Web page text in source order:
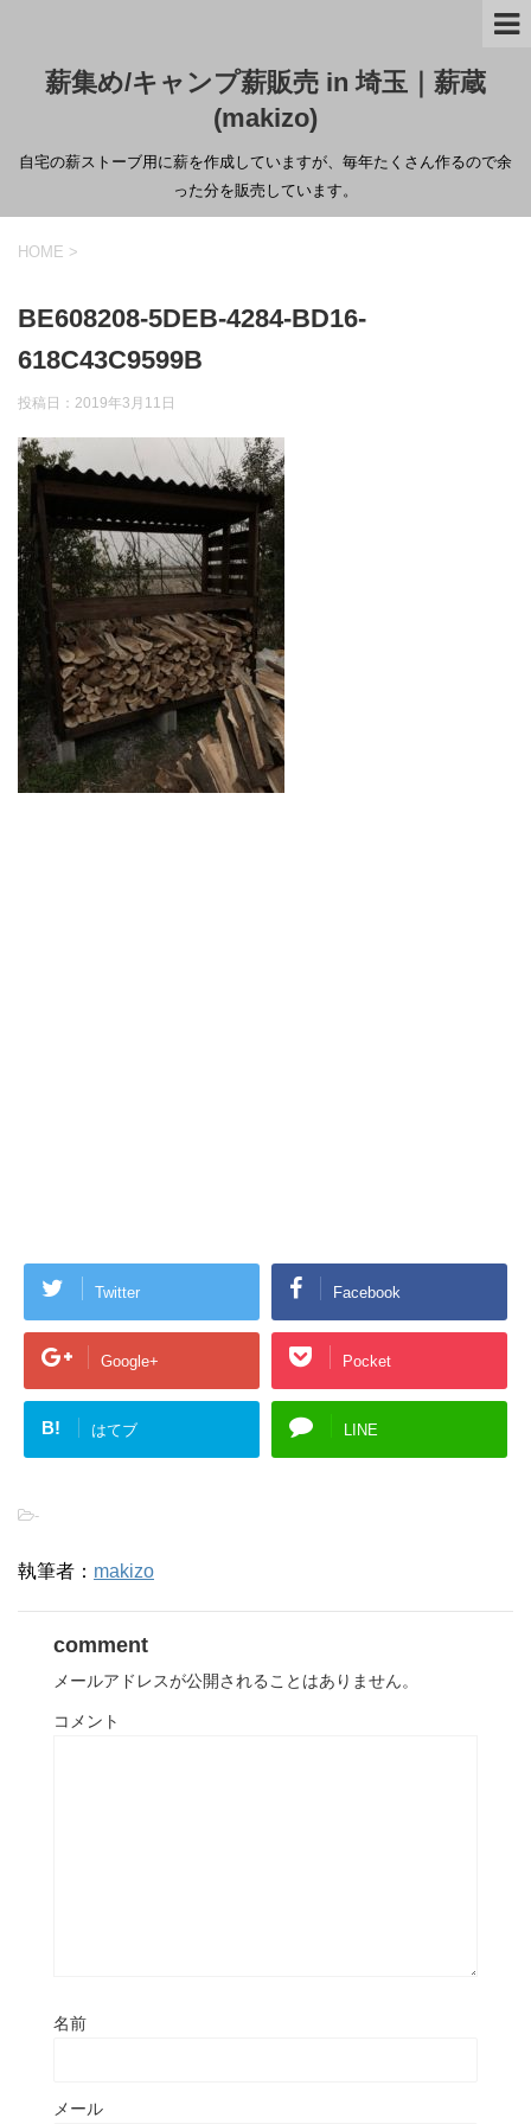
薪集め/キャンプ薪販売 in 埼玉｜薪蔵
(makizo)
自宅の薪ストーブ用に薪を作成していますが、毎年たくさん作るので余
った分を販売しています。
HOME >
BE608208-5DEB-4284-BD16-
618C43C9599B
投稿日： 2019年3月11日
Twitter Facebook
Google+ Pocket
B! はてブ LINE
-
執筆者： makizo
comment
メールアドレスが公開されることはありません。
コメント
名前
メール